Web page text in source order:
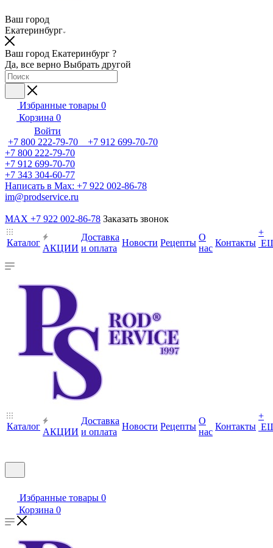
Ваш город
Екатеринбург
Ваш город Екатеринбург ?
Да, все верно Выбрать другой
Избранные товары 0
Корзина 0
Войти
+7 800 222-79-70 +7 912 699-70-70
+7 800 222-79-70
+7 912 699-70-70
+7 343 304-60-77
Написать в Max: +7 922 002-86-78
im@prodservice.ru
MAX +7 922 002-86-78 Заказать звонок
Каталог
АКЦИИ
Доставка
и оплата
Новости Рецепты
О
нас
Контакты
+
Каталог
АКЦИИ
Доставка
и оплата
Новости Рецепты
О
нас
Контакты
+
Избранные товары 0
Корзина 0